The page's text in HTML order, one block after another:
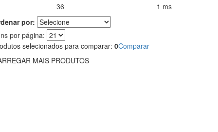
36
1 ms
por:
por página:
selecionados para comparar: 0Comparar
MAIS PRODUTOS